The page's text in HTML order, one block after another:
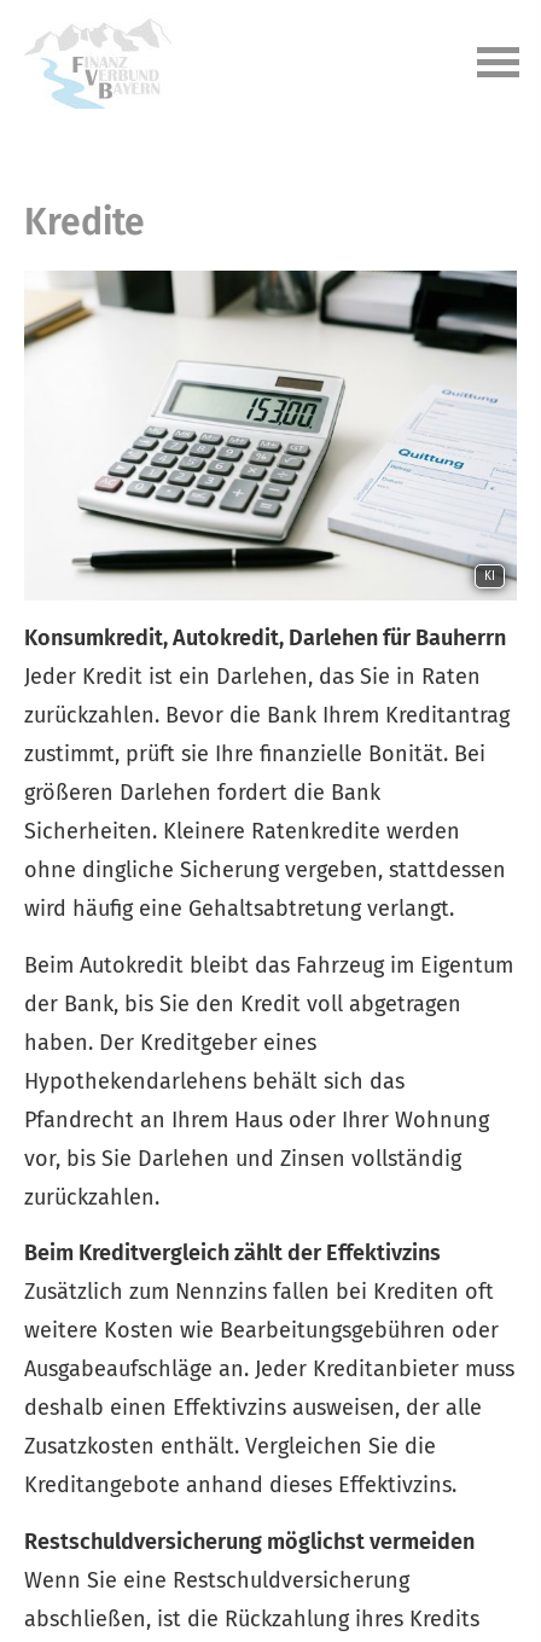
Kredite
KI
Konsumkredit, Autokredit, Darlehen für Bauherrn
Jeder Kredit ist ein Darlehen, das Sie in Raten
zurückzahlen. Bevor die Bank Ihrem Kreditantrag
zustimmt, prüft sie Ihre finanzielle Bonität. Bei
größeren Darlehen fordert die Bank
Sicherheiten. Kleinere Ratenkredite werden
ohne dingliche Sicherung vergeben, stattdessen
wird häufig eine Gehaltsabtretung verlangt.
Beim Autokredit bleibt das Fahrzeug im Eigentum
der Bank, bis Sie den Kredit voll abgetragen
haben. Der Kreditgeber eines
Hypothekendarlehens behält sich das
Pfandrecht an Ihrem Haus oder Ihrer Wohnung
vor, bis Sie Darlehen und Zinsen vollständig
zurückzahlen.
Beim Kredit­ver­gleich zählt der Effektivzins
Zusätzlich zum Nennzins fallen bei Krediten oft
weitere Kosten wie Bearbeitungsgebühren oder
Ausgabeaufschläge an. Jeder Kreditanbieter muss
deshalb einen Effektivzins ausweisen, der alle
Zusatzkosten enthält. Vergleichen Sie die
Kreditangebote anhand dieses Effektivzins.
Restschuldversicherung möglichst vermeiden
Wenn Sie eine Restschuldversicherung
abschließen, ist die Rückzahlung ihres Kredits